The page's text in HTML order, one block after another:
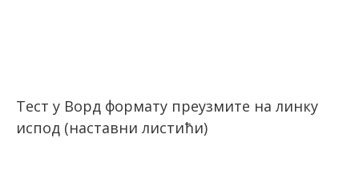
Тест у Ворд формату преузмите на линку
испод (наставни листићи)